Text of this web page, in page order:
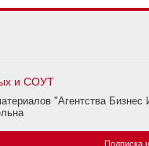
и СОУТ
"Агентства
Подписка